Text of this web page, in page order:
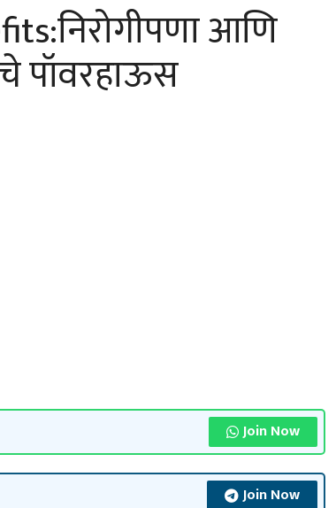
आणि
पॉवरहाऊस
Join Now
Join Now